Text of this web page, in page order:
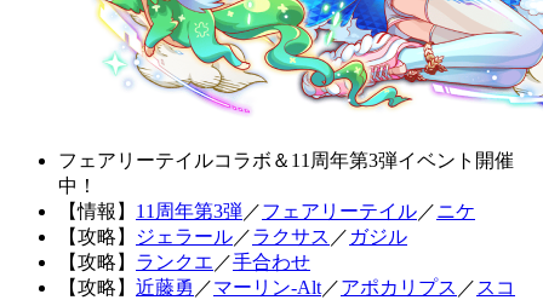
フェアリーテイルコラボ＆11周年第3弾イベント開催
中！
【情報】 11周年第3弾／フェアリーテイル／ニケ
【攻略】
ジェラール／ラクサス ／ ガジル
【攻略】 ランクエ ／手合わせ
【攻略】 近藤勇 ／マーリン-Alt／アポカリプス ／ スコ